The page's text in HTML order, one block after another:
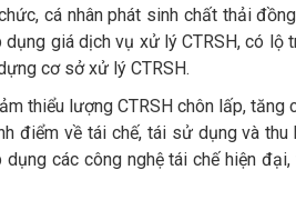
cá nhân phát sinh chất thải
giá dịch vụ xử lý CTRSH, có lộ
cơ sở xử lý CTRSH.
thiểu lượng CTRSH chôn lấp, tăng
điểm về tái chế, tái sử dụng và
các công nghệ tái chế hiện